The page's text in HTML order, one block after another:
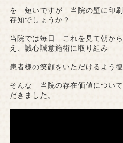
を 短いですが 当院の壁に印刷
存知でしょうか？
当院では毎日 これを見て朝か
え、誠心誠意施術に取り組み
患者様の笑顔をいただけるよう
そんな 当院の存在価値につい
だきました。